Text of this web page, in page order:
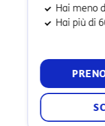
Hai meno
Hai più di